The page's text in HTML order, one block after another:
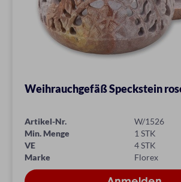
Weihrauchgefäß Speckstein
Artikel-Nr.
W/1526
Min. Menge
1 STK
VE
4 STK
Marke
Florex